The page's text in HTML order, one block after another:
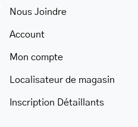
Nous Joindre
Account
Mon compte
Localisateur de magasin
Inscription Détaillants